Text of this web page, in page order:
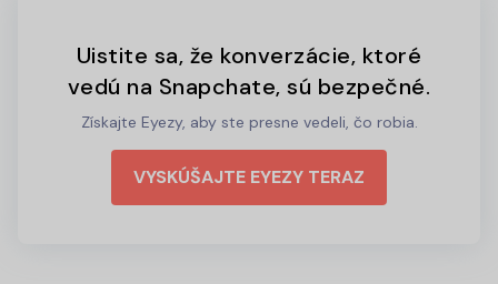
Uistite sa, že konverzácie, ktoré
vedú na Snapchate, sú bezpečné.
Získajte Eyezy, aby ste presne vedeli, čo robia.
VYSKÚŠAJTE EYEZY TERAZ